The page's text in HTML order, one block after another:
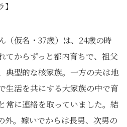
（仮名・37歳）は、24歳の時
てからずっと都内育ちで、祖父
典型的な核家族。一方の夫は地
生活を共にする大家族の中で育
常に連絡を取っていました。結
外。嫁いでからは長男、次男の